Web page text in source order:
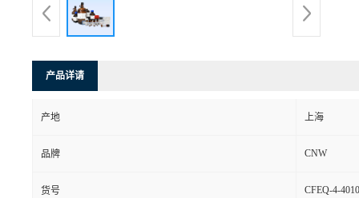
产品详请
产地 上海
品牌 CNW
货号 CFEQ-4-